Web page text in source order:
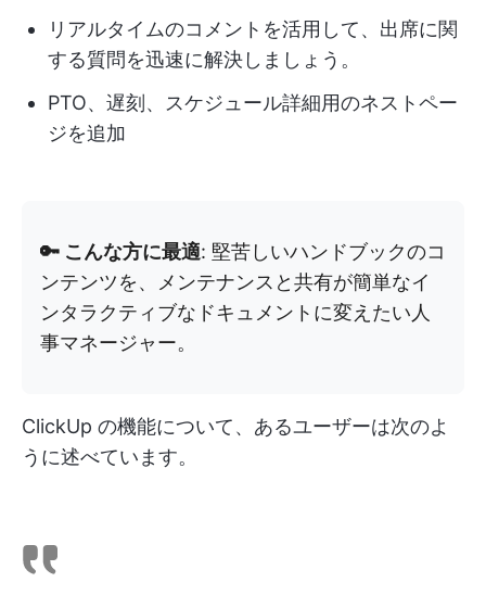
リアルタイムのコメントを活用して、出席に関
する質問を迅速に解決しましょう。
PTO、遅刻、スケジュール詳細用のネストペー
ジを追加
🔑 こんな方に最適: 堅苦しいハンドブックのコ
ンテンツを、メンテナンスと共有が簡単なイ
ンタラクティブなドキュメントに変えたい人
事マネージャー。
ClickUp の機能について、あるユーザーは次のよ
うに述べています。